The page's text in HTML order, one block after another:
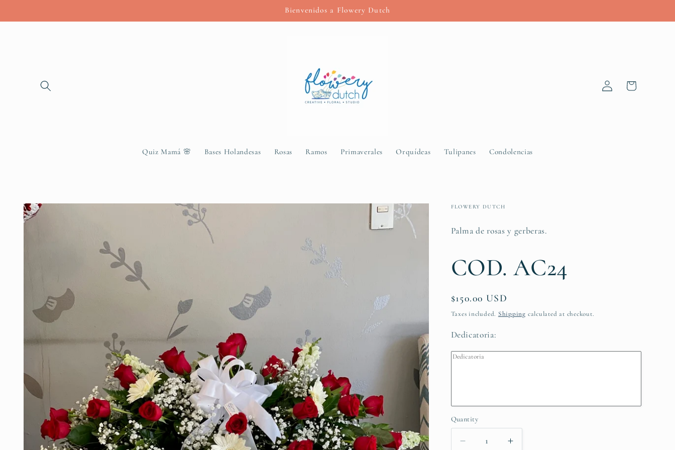
Bienvenidos a Flowery Dutch
Quiz Mamá 🌸 Bases Holandesas Rosas Ramos Primaverales Orquídeas Tulipanes Condolencias
Log
in
Cart
Skip to
FLOWERY DUTCH
Palma de rosas y gerberas.
COD. AC24
Regular
price
$150.00 USD
Taxes included. Shipping calculated at checkout.
Dedicatoria:
Quantity
Decrease
Increase